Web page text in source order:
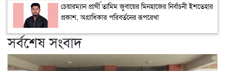
চেয়ারম্যান প্রার্থী তামিম জুবায়ের মিনহাজের নির্বাচনী ইশতেহার
প্রকাশ, অগ্রাধিকার পরিবর্তনের রূপরেখা
সর্বশেষ সংবাদ